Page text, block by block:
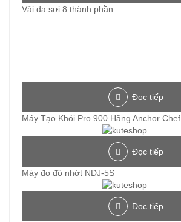
Vải đa sợi 8 thành phần
Đọc tiếp
Máy Tạo Khói Pro 900 Hãng Anchor Chef
Đọc tiếp
Máy đo độ nhớt NDJ-5S
Đọc tiếp